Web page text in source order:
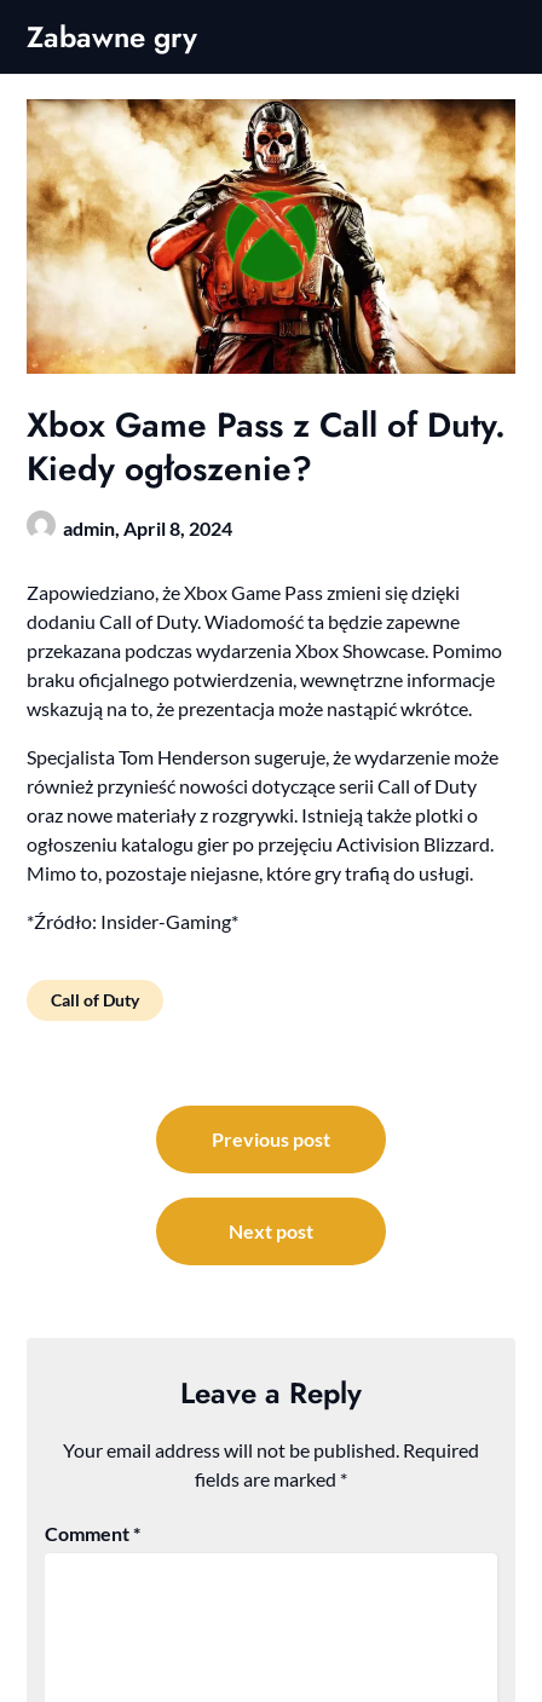
content
Zabawne gry
Xbox Game Pass z Call of Duty.
Kiedy ogłoszenie?
admin, April 8, 2024
Zapowiedziano, że Xbox Game Pass zmieni się dzięki
dodaniu Call of Duty. Wiadomość ta będzie zapewne
przekazana podczas wydarzenia Xbox Showcase. Pomimo
braku oficjalnego potwierdzenia, wewnętrzne informacje
wskazują na to, że prezentacja może nastąpić wkrótce.
Specjalista Tom Henderson sugeruje, że wydarzenie może
również przynieść nowości dotyczące serii Call of Duty
oraz nowe materiały z rozgrywki. Istnieją także plotki o
ogłoszeniu katalogu gier po przejęciu Activision Blizzard.
Mimo to, pozostaje niejasne, które gry trafią do usługi.
*Źródło: Insider-Gaming*
Call of Duty
navigation
Previous post
Next post
Leave a Reply
Your email address will not be published. Required
fields are marked *
Comment*